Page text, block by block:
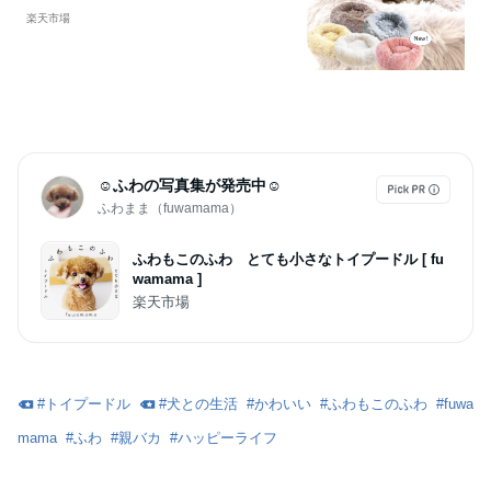
犬用ベット 猫のベット 猫のベッド 猫
楽天市場
☺︎ふわの写真集が発売中☺︎
ふわまま（fuwamama）
ふわもこのふわ とても小さなトイプードル [ fu
wamama ]
楽天市場
#トイプードル #犬との生活 #かわいい #ふわもこのふわ #fuwa
mama #ふわ #親バカ #ハッピーライフ